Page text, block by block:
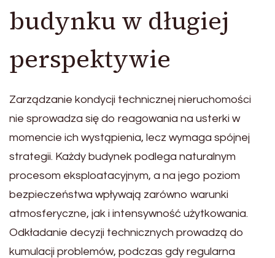
budynku w długiej
perspektywie
Zarządzanie kondycji technicznej nieruchomości
nie sprowadza się do reagowania na usterki w
momencie ich wystąpienia, lecz wymaga spójnej
strategii. Każdy budynek podlega naturalnym
procesom eksploatacyjnym, a na jego poziom
bezpieczeństwa wpływają zarówno warunki
atmosferyczne, jak i intensywność użytkowania.
Odkładanie decyzji technicznych prowadzą do
kumulacji problemów, podczas gdy regularna